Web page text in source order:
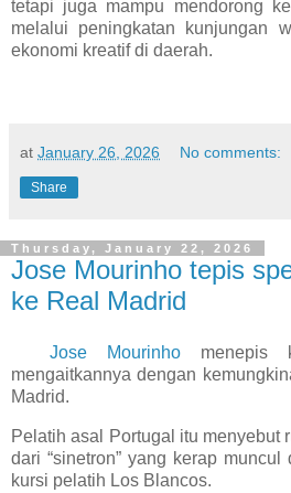
tetapi juga mampu mendorong
melalui peningkatan kunjungan
ekonomi kreatif di daerah.
at January 26, 2026 No comments:
Share
Thursday, January 22, 2026
Jose Mourinho tepis
ke Real Madrid
Jose Mourinho menepis
mengaitkannya dengan
Madrid.
Pelatih asal Portugal itu menyebut
dari “sinetron” yang kerap
kursi pelatih Los Blancos.